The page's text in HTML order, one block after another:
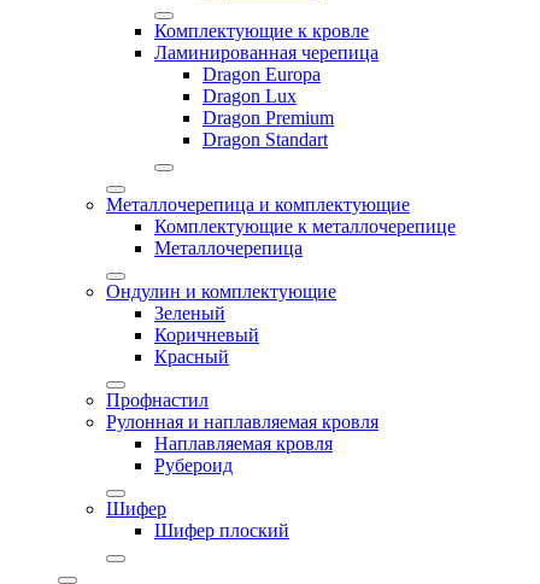
Комплектующие к кровле
Ламинированная черепица
Dragon Europa
Dragon Lux
Dragon Premium
Dragon Standart
Металлочерепица и комплектующие
Комплектующие к металлочерепице
Металлочерепица
Ондулин и комплектующие
Зеленый
Коричневый
Красный
Профнастил
Рулонная и наплавляемая кровля
Наплавляемая кровля
Рубероид
Шифер
Шифер плоский